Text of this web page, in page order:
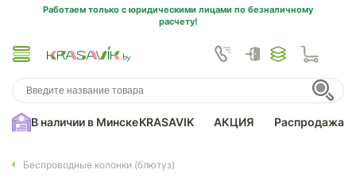
Работаем только с юридическими лицами по безналичному
расчету!
В наличии в МинскеKRASAVIK АКЦИЯ Распродажа
Беспроводные колонки (блютуз)